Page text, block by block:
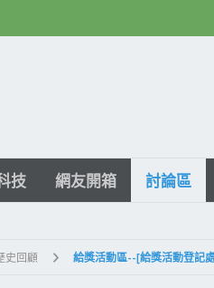
技 網友開箱 討論區
史回顧 給獎活動區--[給獎活動登記